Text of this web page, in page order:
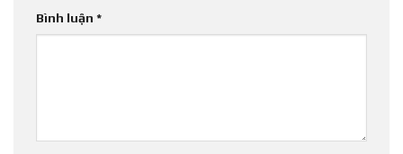
Bình luận *